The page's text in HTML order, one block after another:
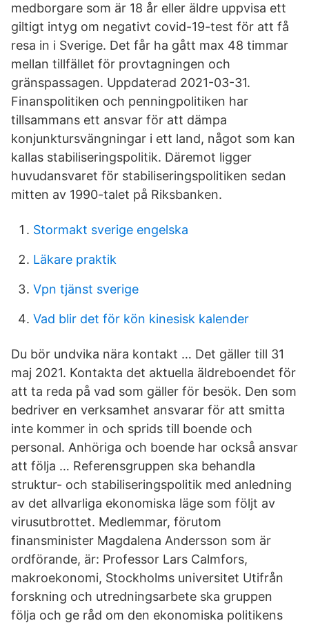
medborgare som är 18 år eller äldre uppvisa ett
giltigt intyg om negativt covid-19-test för att få
resa in i Sverige. Det får ha gått max 48 timmar
mellan tillfället för provtagningen och
gränspassagen. Uppdaterad 2021-03-31.
Finanspolitiken och penningpolitiken har
tillsammans ett ansvar för att dämpa
konjunktursvängningar i ett land, något som kan
kallas stabiliseringspolitik. Däremot ligger
huvudansvaret för stabiliseringspolitiken sedan
mitten av 1990-talet på Riksbanken.
Stormakt sverige engelska
Läkare praktik
Vpn tjänst sverige
Vad blir det för kön kinesisk kalender
Du bör undvika nära kontakt … Det gäller till 31
maj 2021. Kontakta det aktuella äldreboendet för
att ta reda på vad som gäller för besök. Den som
bedriver en verksamhet ansvarar för att smitta
inte kommer in och sprids till boende och
personal. Anhöriga och boende har också ansvar
att följa … Referensgruppen ska behandla
struktur- och stabiliseringspolitik med anledning
av det allvarliga ekonomiska läge som följt av
virusutbrottet. Medlemmar, förutom
finansminister Magdalena Andersson som är
ordförande, är: Professor Lars Calmfors,
makroekonomi, Stockholms universitet Utifrån
forskning och utredningsarbete ska gruppen
följa och ge råd om den ekonomiska politikens